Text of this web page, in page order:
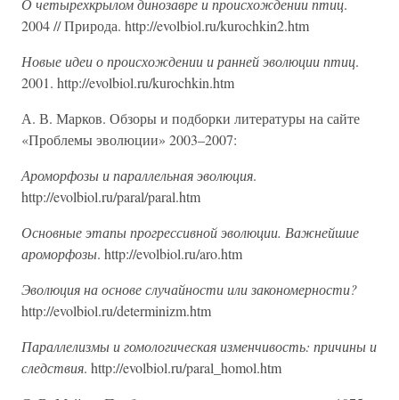
О четырехкрылом динозавре и происхождении птиц.
2004 // Природа. http://evolbiol.ru/kurochkin2.htm
Новые идеи о происхождении и ранней эволюции птиц.
2001. http://evolbiol.ru/kurochkin.htm
А. В. Марков. Обзоры и подборки литературы на сайте
«Проблемы эволюции» 2003–2007:
Ароморфозы и параллельная эволюция.
http://evolbiol.ru/paral/paral.htm
Основные этапы прогрессивной эволюции. Важнейшие
ароморфозы. http://evolbiol.ru/aro.htm
Эволюция на основе случайности или закономерности?
http://evolbiol.ru/determinizm.htm
Параллелизмы и гомологическая изменчивость: причины и
следствия. http://evolbiol.ru/paral_homol.htm